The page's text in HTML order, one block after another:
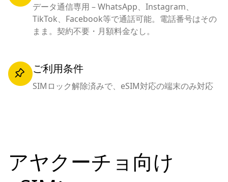
データ通信専用 – WhatsApp、Instagram、
TikTok、Facebook等で通話可能。電話番号はその
まま。契約不要・月額料金なし。
ご利用条件
SIMロック解除済みで、eSIM対応の端末のみ対応
アヤクーチョ向け